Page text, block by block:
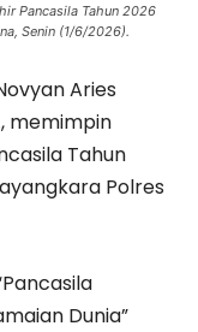
Pancasila Tahun 2026
Senin (1/6/2026).
Aries
memimpin
Tahun
Polres
Dunia”